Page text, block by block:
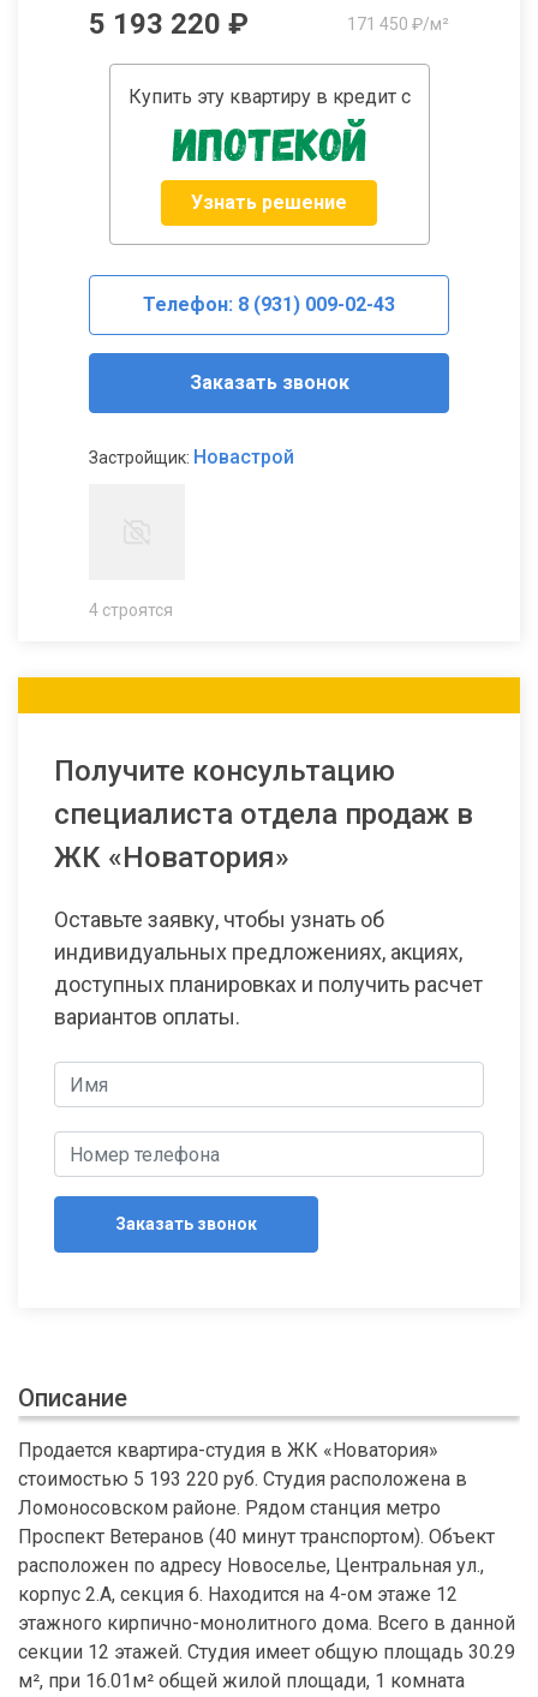
5 193 220 ₽ 171 450 ₽/м²
Купить эту квартиру в кредит с
Узнать решение
Телефон: 8 (931) 009-02-43
Заказать звонок
Застройщик: Новастрой
4 строятся
Получите консультацию
специалиста отдела продаж в
ЖК «Новатория»
Оставьте заявку, чтобы узнать об
индивидуальных предложениях, акциях,
доступных планировках и получить расчет
вариантов оплаты.
Заказать звонок
Описание
Продается квартира-студия в ЖК «Новатория»
стоимостью 5 193 220 руб. Студия расположена в
Ломоносовском районе. Рядом станция метро
Проспект Ветеранов (40 минут транспортом). Объект
расположен по адресу Новоселье, Центральная ул.,
корпус 2.А, секция 6. Находится на 4-ом этаже 12
этажного кирпично-монолитного дома. Всего в данной
секции 12 этажей. Студия имеет общую площадь 30.29
м², при 16.01м² общей жилой площади, 1 комната